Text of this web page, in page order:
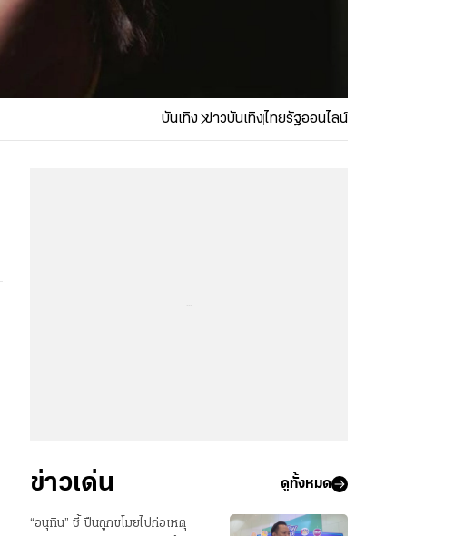
บันเทิง ข่าวบันเทิงไทยรัฐออนไลน์
ข่าวเด่น ดูทั้งหมด
“อนุทิน” ชี้ ปืนถูกขโมยไปก่อเหตุ